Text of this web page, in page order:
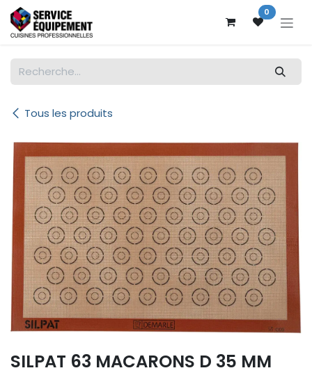
Se rendre au contenu 0
Tous les produits
SILPAT 63 MACARONS D 35 MM